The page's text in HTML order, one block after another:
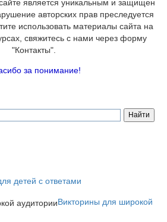
является уникальным и защищен
авторских прав преследуется
использовать материалы сайта на
свяжитесь с нами через форму
"Контакты".
за понимание!
детей с ответами
Викторины для широкой